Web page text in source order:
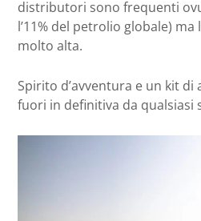
distributori sono frequenti
l’11% del petrolio globale)
molto alta.
Spirito d’avventura e un kit
fuori in definitiva da qualsiasi